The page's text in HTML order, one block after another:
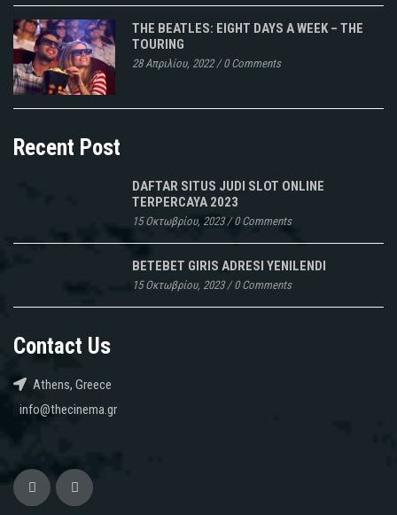
THE BEATLES: EIGHT DAYS A WEEK – THE
TOURING
28 Απριλίου, 2022/0 Comments
Recent Post
DAFTAR SITUS JUDI SLOT ONLINE
TERPERCAYA 2023
15 Οκτωβρίου, 2023/0 Comments
BETEBET GIRIS ADRESI YENILENDI
15 Οκτωβρίου, 2023/0 Comments
Contact Us
Athens, Greece
info@thecinema.gr